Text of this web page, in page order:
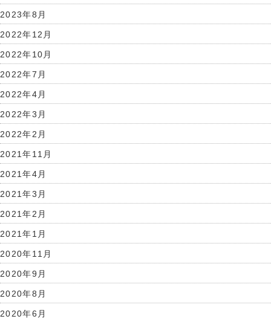
2023年8月
2022年12月
2022年10月
2022年7月
2022年4月
2022年3月
2022年2月
2021年11月
2021年4月
2021年3月
2021年2月
2021年1月
2020年11月
2020年9月
2020年8月
2020年6月